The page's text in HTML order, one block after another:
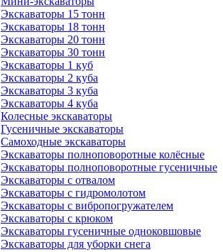
Экскаваторы 15 тонн
Экскаваторы 18 тонн
Экскаваторы 20 тонн
Экскаваторы 30 тонн
Экскаваторы 1 куб
Экскаваторы 2 куба
Экскаваторы 3 куба
Экскаваторы 4 куба
Колесные экскаваторы
Гусеничные экскаваторы
Самоходные экскаваторы
Экскаваторы полноповоротные колёсные
Экскаваторы полноповоротные гусеничные
Экскаваторы с отвалом
Экскаваторы с гидромолотом
Экскаваторы с вибропогружателем
Экскаваторы с крюком
Экскаваторы гусеничные одноковшовые
Экскаваторы для уборки снега